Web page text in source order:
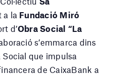
a la Fundació Miró
d’Obra Social “La
s’emmarca dins
Social que impulsa
de CaixaBank a